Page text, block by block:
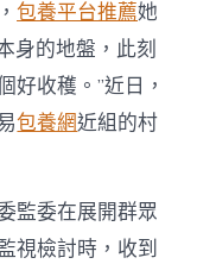
包養平台推薦她
身的地盤，此刻
好收穫。”近日，
包養網近組的村
監委在展開群眾
視檢討時，收到